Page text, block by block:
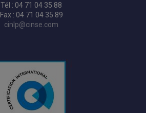
Tél : 04 71 04 35 88
Fax : 04 71 04 35 89
cinlp@cinse.com